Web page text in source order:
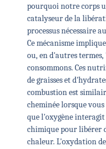
pourquoi notre corps
catalyseur de la
processus nécessaire
Ce mécanisme
ou, en d'autres
consommons. Ces
de graisses et
combustion est
cheminée lorsque
que l'oxygène
chimique pour libérer
chaleur. L'oxydation